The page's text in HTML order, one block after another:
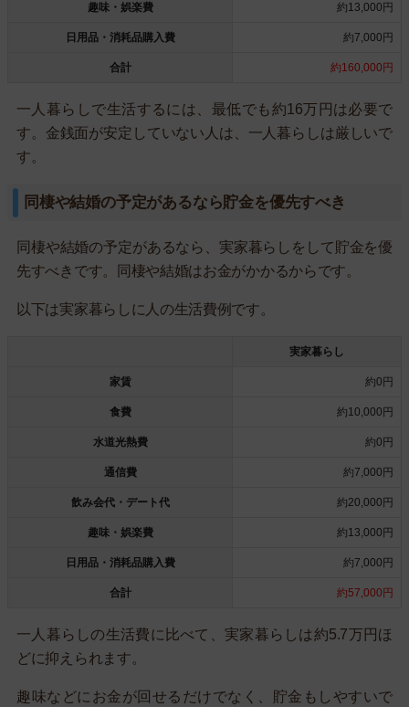
趣味・娯楽費 約13,000円
日用品・消耗品購入費 約7,000円
合計 約160,000円
一人暮らしで生活するには、最低でも約16万円は必要で
す。金銭面が安定していない人は、一人暮らしは厳しいで
す。
同棲や結婚の予定があるなら貯金を優先すべき
同棲や結婚の予定があるなら、実家暮らしをして貯金を優
先すべきです。同棲や結婚はお金がかかるからです。
以下は実家暮らしに人の生活費例です。
実家暮らし
家賃 約0円
食費 約10,000円
水道光熱費 約0円
通信費 約7,000円
飲み会代・デート代 約20,000円
趣味・娯楽費 約13,000円
日用品・消耗品購入費 約7,000円
合計 約57,000円
一人暮らしの生活費に比べて、実家暮らしは約5.7万円ほ
どに抑えられます。
趣味などにお金が回せるだけでなく、貯金もしやすいで